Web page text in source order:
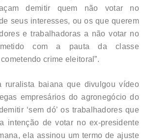
demitir quem não votar no
seus interesses, ou os que querem
e trabalhadoras a não votar no
com a pauta da classe
crime eleitoral”.
ruralista baiana que divulgou vídeo
empresários do agronegócio do
‘sem dó’ os trabalhadores que
intenção de votar no ex-presidente
ela assinou um termo de ajuste